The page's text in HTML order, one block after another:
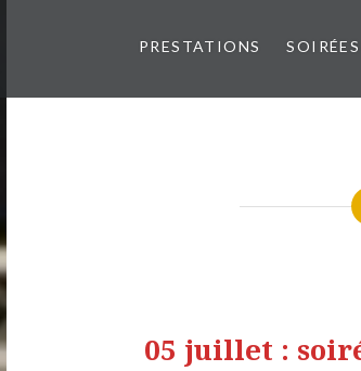
PRESTATIONS
05 juillet :